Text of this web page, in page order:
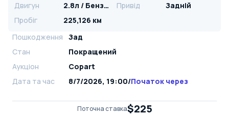
Двигун 2.8л / Бензин Привід
Задній
Пробіг
225,126 км
Пошкодження
Зад
Стан
Покращений
Аукціон
Copart
Дата та час
8/7/2026, 19:00/Початок через
Поточна ставка$225